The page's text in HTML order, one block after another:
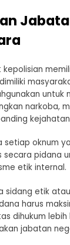
untuk
narkoba,
setiap oknum
pidana
etik internal.
sidang etik
harus
dihukum
jabatan